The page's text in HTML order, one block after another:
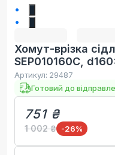
Хомут-врізка
SEP010160C,
Артикул: 29487
Готовий до
751 ₴
1 002 ₴ -26%